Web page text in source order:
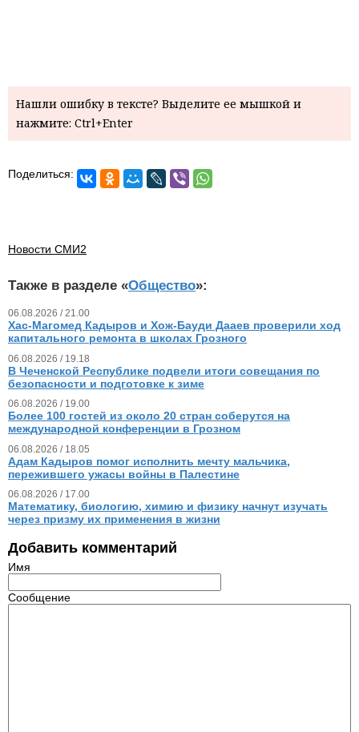
Нашли ошибку в тексте? Выделите ее мышкой и
нажмите: Ctrl+Enter
Поделиться:
Новости СМИ2
Также в разделе «Общество»:
06.08.2026 / 21.00
Хас-Магомед Кадыров и Хож-Бауди Дааев проверили ход
капитального ремонта в школах Грозного
06.08.2026 / 19.18
В Чеченской Республике подвели итоги совещания по
безопасности и подготовке к зиме
06.08.2026 / 19.00
Более 100 гостей из около 20 стран соберутся на
международной конференции в Грозном
06.08.2026 / 18.05
Адам Кадыров помог исполнить мечту мальчика,
пережившего ужасы войны в Палестине
06.08.2026 / 17.00
Математику, биологию, химию и физику начнут изучать
через призму их применения в жизни
Добавить комментарий
Имя
Сообщение